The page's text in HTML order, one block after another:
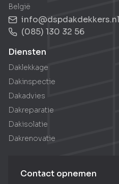
België
info@dspdakdekkers.nl
(085) 130 32 56
Diensten
Daklekkage
Dakinspectie
Dakadvies
Dakreparatie
Dakisolatie
Dakrenovatie
Contact opnemen